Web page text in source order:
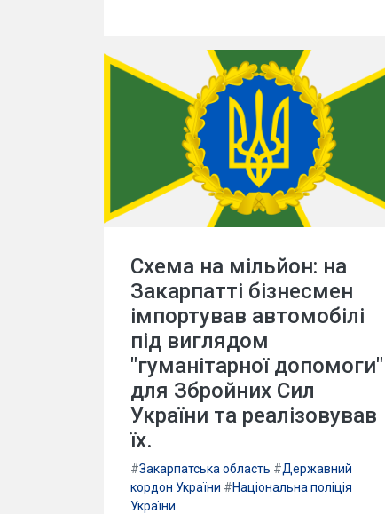
Схема на мільйон: на
Закарпатті бізнесмен
імпортував автомобілі
під виглядом
"гуманітарної допомоги"
для Збройних Сил
України та реалізовував
їх.
#Закарпатська область #Державний
кордон України #Національна поліція
України